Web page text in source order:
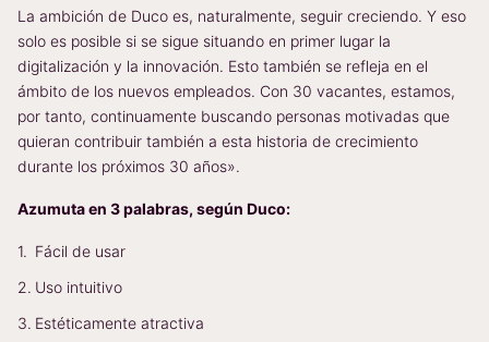
La ambición de Duco es, naturalmente, seguir creciendo. Y eso
solo es posible si se sigue situando en primer lugar la
digitalización y la innovación. Esto también se refleja en el
ámbito de los nuevos empleados. Con 30 vacantes, estamos,
por tanto, continuamente buscando personas motivadas que
quieran contribuir también a esta historia de crecimiento
durante los próximos 30 años».
Azumuta en 3 palabras, según Duco:
Fácil de usar
Uso intuitivo
Estéticamente atractiva